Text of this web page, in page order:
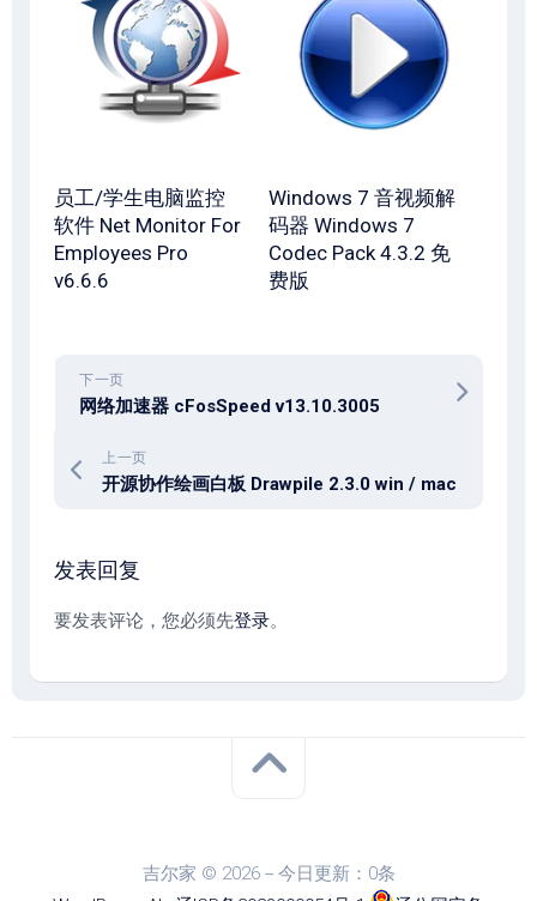
员工/学生电脑监控
软件 Net Monitor For
Employees Pro
v6.6.6
Windows 7 音视频解
码器 Windows 7
Codec Pack 4.3.2 免
费版
下一页
网络加速器 cFosSpeed v13.10.3005
上一页
开源协作绘画白板 Drawpile 2.3.0 win / mac
发表回复
要发表评论，您必须先登录。
吉尔家 © 2026－今日更新：0条